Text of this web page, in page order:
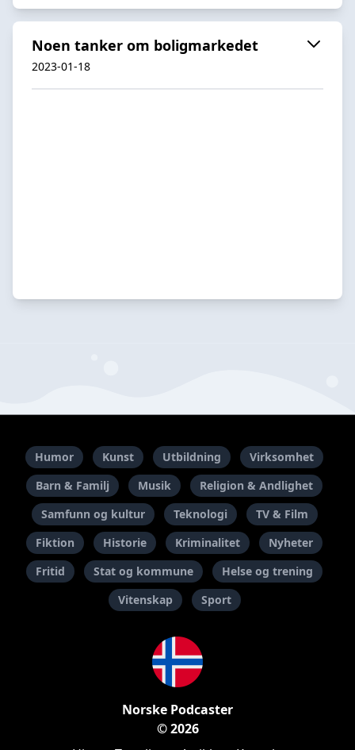
Noen tanker om boligmarkedet
2023-01-18
Humor Kunst Utbildning
Virksomhet
Barn & Familj
Musik
Religion & Andlighet
Samfunn og kultur
Teknologi
TV & Film
Fiktion
Historie Kriminalitet
Nyheter
Fritid
Stat og kommune
Helse og trening
Vitenskap
Sport
Norske Podcaster
© 2026